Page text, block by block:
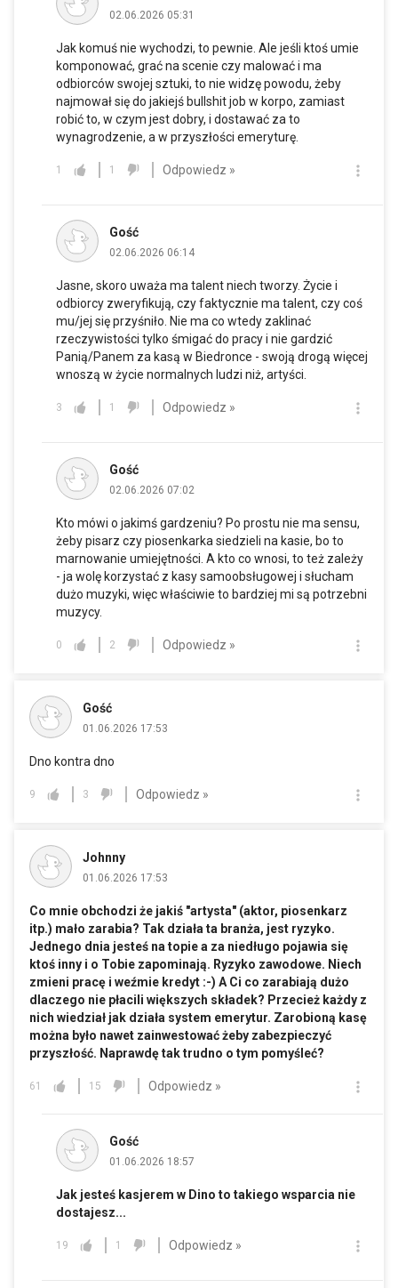
02.06.2026 05:31
Jak komuś nie wychodzi, to pewnie. Ale jeśli ktoś umie
komponować, grać na scenie czy malować i ma
odbiorców swojej sztuki, to nie widzę powodu, żeby
najmował się do jakiejś bullshit job w korpo, zamiast
robić to, w czym jest dobry, i dostawać za to
wynagrodzenie, a w przyszłości emeryturę.
1 1 Odpowiedz »
Gość
02.06.2026 06:14
Jasne, skoro uważa ma talent niech tworzy. Życie i
odbiorcy zweryfikują, czy faktycznie ma talent, czy coś
mu/jej się przyśniło. Nie ma co wtedy zaklinać
rzeczywistości tylko śmigać do pracy i nie gardzić
Panią/Panem za kasą w Biedronce - swoją drogą więcej
wnoszą w życie normalnych ludzi niż, artyści.
3 1 Odpowiedz »
Gość
02.06.2026 07:02
Kto mówi o jakimś gardzeniu? Po prostu nie ma sensu,
żeby pisarz czy piosenkarka siedzieli na kasie, bo to
marnowanie umiejętności. A kto co wnosi, to też zależy
- ja wolę korzystać z kasy samoobsługowej i słucham
dużo muzyki, więc właściwie to bardziej mi są potrzebni
muzycy.
0 2 Odpowiedz »
Gość
01.06.2026 17:53
Dno kontra dno
9 3 Odpowiedz »
Johnny
01.06.2026 17:53
Co mnie obchodzi że jakiś "artysta" (aktor, piosenkarz
itp.) mało zarabia? Tak działa ta branża, jest ryzyko.
Jednego dnia jesteś na topie a za niedługo pojawia się
ktoś inny i o Tobie zapominają. Ryzyko zawodowe. Niech
zmieni pracę i weźmie kredyt :-) A Ci co zarabiają dużo
dlaczego nie płacili większych składek? Przecież każdy z
nich wiedział jak działa system emerytur. Zarobioną kasę
można było nawet zainwestować żeby zabezpieczyć
przyszłość. Naprawdę tak trudno o tym pomyśleć?
61 15 Odpowiedz »
Gość
01.06.2026 18:57
Jak jesteś kasjerem w Dino to takiego wsparcia nie
dostajesz...
19 1 Odpowiedz »